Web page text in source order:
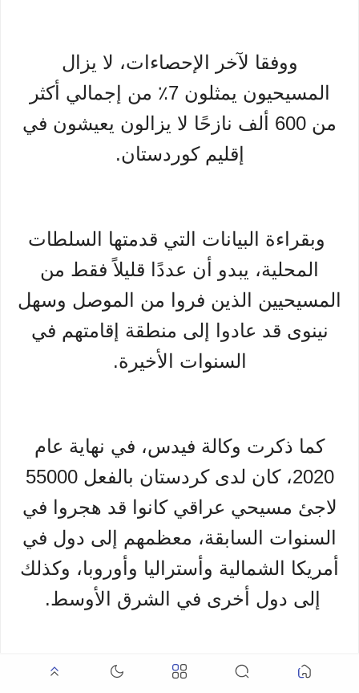
ووفقا لآخر الإحصاءات، لا يزال
المسيحيون يمثلون 7٪ من إجمالي أكثر
من 600 ألف نازحًا لا يزالون يعيشون في
إقليم كوردستان.
وبقراءة البيانات التي قدمتها السلطات
المحلية، يبدو أن عددًا قليلاً فقط من
المسيحيين الذين فروا من الموصل وسهل
نينوى قد عادوا إلى منطقة إقامتهم في
السنوات الأخيرة.
كما ذكرت وكالة فيدس، في نهاية عام
2020، كان لدى كردستان بالفعل 55000
لاجئ مسيحي عراقي كانوا قد هجروا في
السنوات السابقة، معظمهم إلى دول في
أمريكا الشمالية وأستراليا وأوروبا، وكذلك
إلى دول أخرى في الشرق الأوسط.
وحتى في ذلك الحين، شكل هذا العدد